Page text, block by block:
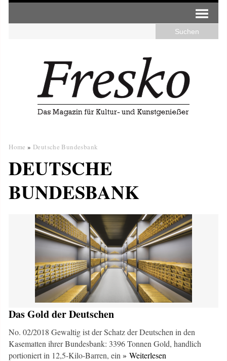
Home » Deutsche Bundesbank
DEUTSCHE
BUNDESBANK
Das Gold der Deutschen
No. 02/2018 Gewaltig ist der Schatz der Deutschen in den
Kasematten ihrer Bundesbank: 3396 Tonnen Gold, handlich
portioniert in 12,5-Kilo-Barren, ein» Weiterlesen